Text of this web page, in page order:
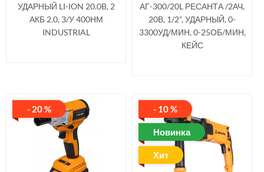
УДАРНЫЙ LI-ION 20.0B, 2
АКБ 2.0, З/У 400НМ
INDUSTRIAL
АГ-300/20L РЕСАНТА /2АЧ,
20В, 1/2", УДАРНЫЙ, 0-
3300УД/МИН, 0-25ОБ/МИН,
КЕЙС
- 20 % - 10 %
Новинка
Хит